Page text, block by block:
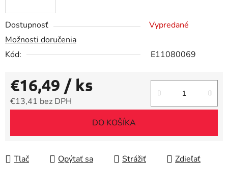
Dostupnosť
Vypredané
Možnosti doručenia
Kód:
E11080069
€16,49 / ks
€13,41 bez DPH
DO KOŠÍKA
Tlač Opýtať sa Strážiť Zdieľať